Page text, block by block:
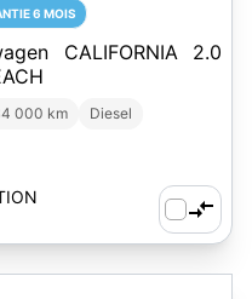
6 MOIS
CALIFORNIA 2.0
000 km
Diesel